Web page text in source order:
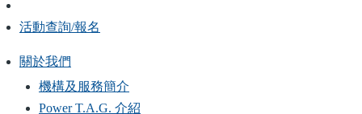
活動查詢/報名
Main
navigation
關於我們
機構及服務簡介
Power T.A.G. 介紹